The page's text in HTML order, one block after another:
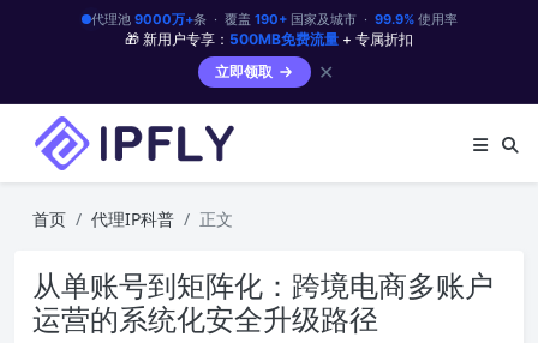
代理池 9000万+条 · 覆盖 190+国家及城市 · 99.9%使用率
🎁 新用户专享： 500MB免费流量 + 专属折扣
立即领取
✕
首页 代理IP科普 正文
从单账号到矩阵化：跨境电商多账户
运营的系统化安全升级路径